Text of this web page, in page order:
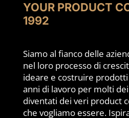
YOUR PRODUCT
1992
Siamo al fianco delle
nel loro processo di
ideare e costruire
anni di lavoro per molti
diventati dei veri product
che vogliamo essere.